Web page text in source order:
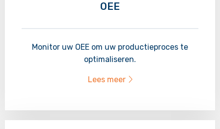
OEE
Monitor uw OEE om uw productieproces te
optimaliseren.
Lees meer
meer
over